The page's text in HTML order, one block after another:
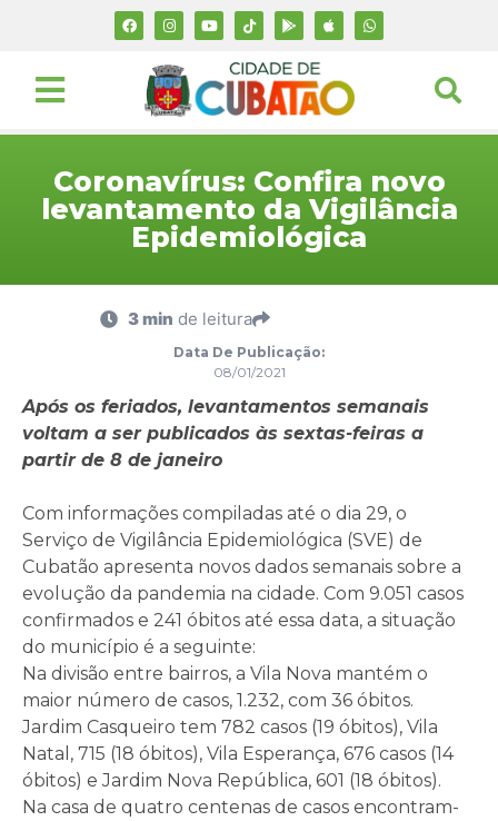
Coronavírus: Confira novo
levantamento da Vigilância
Epidemiológica
3 min de leitura
Data De Publicação:
08/01/2021
Após os feriados, levantamentos semanais
voltam a ser publicados às sextas-feiras a
partir de 8 de janeiro
Com informações compiladas até o dia 29, o
Serviço de Vigilância Epidemiológica (SVE) de
Cubatão apresenta novos dados semanais sobre a
evolução da pandemia na cidade. Com 9.051 casos
confirmados e 241 óbitos até essa data, a situação
do município é a seguinte:
Na divisão entre bairros, a Vila Nova mantém o
maior número de casos, 1.232, com 36 óbitos.
Jardim Casqueiro tem 782 casos (19 óbitos), Vila
Natal, 715 (18 óbitos), Vila Esperança, 676 casos (14
óbitos) e Jardim Nova República, 601 (18 óbitos).
Na casa de quatro centenas de casos encontram-